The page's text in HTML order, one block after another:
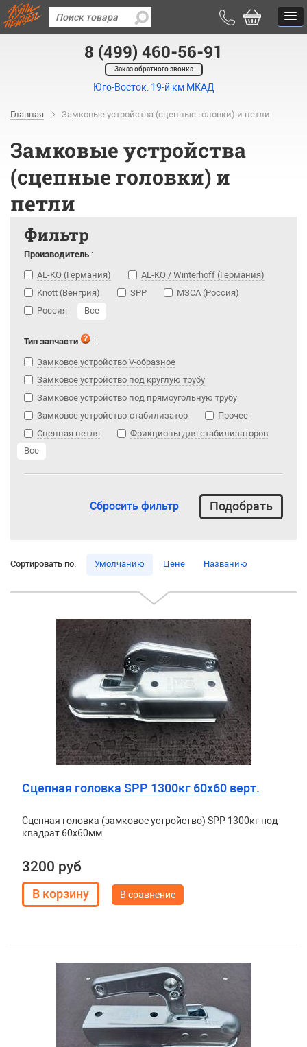
8 (499) 460-56-91
Заказ обратного звонка
Юго-Восток: 19-й км МКАД
Главная Замковые устройства (сцепные головки) и петли
Замковые устройства
(сцепные головки) и
петли
Фильтр
Производитель :
AL-KO (Германия)
AL-KO / Winterhoff (Германия)
Knott (Венгрия)
SPP
МЗСА (Россия)
Россия
Все
Тип запчасти
:
Замковое устройство V-образное
Замковое устройство под круглую трубу
Замковое устройство под прямоугольную трубу
Замковое устройство-стабилизатор
Прочее
Сцепная петля
Фрикционы для стабилизаторов
Все
Сбросить фильтр
Сортировать по: Умолчанию Цене Названию
Сцепная головка SPP 1300кг 60х60 верт.
Сцепная головка (замковое устройство) SPP 1300кг под
квадрат 60х60мм
3200 руб
В сравнение